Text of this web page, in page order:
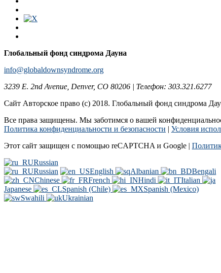
Глобальный фонд синдрома Дауна
info@globaldownsyndrome.org
3239 E. 2nd Avenue, Denver, CO 80206 | Телефон: 303.321.6277
Сайт Авторское право (c) 2018. Глобальный фонд синдрома
Все права защищены. Мы заботимся о вашей
Политика конфиденциальности и безопасности | Условия
Этот сайт защищен с помощью reCAPTCHA и Google |
Russian
Russian
English Albanian
Bengali
Chinese
French Hindi
Italian
Japanese
Spanish (Chile)
Spanish (Mexico)
Swahili
Ukrainian